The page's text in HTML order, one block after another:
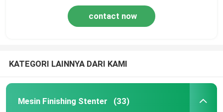
contact now
KATEGORI LAINNYA DARI KAMI
Mesin Finishing Stenter (33)